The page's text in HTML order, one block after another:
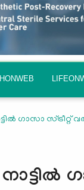
ഗാസാ